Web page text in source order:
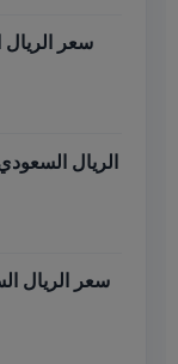
الريال